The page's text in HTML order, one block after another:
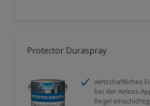
Protector Duraspray
wirtschaftliches
bei der Airless-
Regel einschichtig